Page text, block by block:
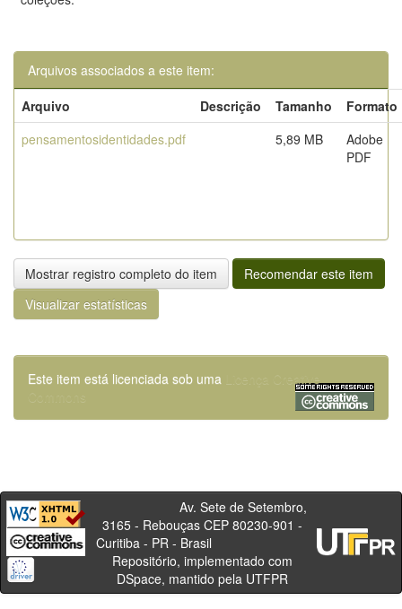
Arquivos associados a este item:
Arquivo
Descrição Tamanho
Formato
pensamentosidentidades.pdf
5,89 MB
Adobe
PDF
Mostrar registro completo do item
Recomendar este item
Visualizar estatísticas
Este item está licenciada sob uma
Licença Creative
Commons
Av. Sete de Setembro,
3165 - Rebouças CEP 80230-901 -
Curitiba - PR - Brasil
Repositório, implementado com
DSpace, mantido pela UTFPR